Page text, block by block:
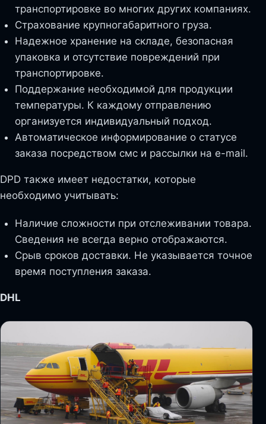
транспортировке во многих других компаниях.
Страхование крупногабаритного груза.
Надежное хранение на складе, безопасная
упаковка и отсутствие повреждений при
транспортировке.
Поддержание необходимой для продукции
температуры. К каждому отправлению
организуется индивидуальный подход.
Автоматическое информирование о статусе
заказа посредством смс и рассылки на e-mail.
DPD также имеет недостатки, которые
необходимо учитывать:
Наличие сложности при отслеживании товара.
Сведения не всегда верно отображаются.
Срыв сроков доставки. Не указывается точное
время поступления заказа.
DHL